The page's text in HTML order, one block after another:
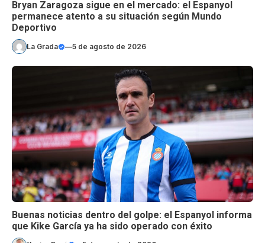
Bryan Zaragoza sigue en el mercado: el Espanyol
permanece atento a su situación según Mundo
Deportivo
La Grada —5 de agosto de 2026
Buenas noticias dentro del golpe: el Espanyol informa
que Kike García ya ha sido operado con éxito